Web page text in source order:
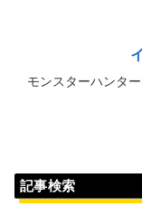
モンスターハンタ
記事検索